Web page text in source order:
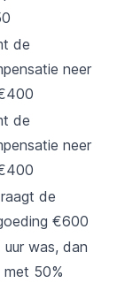
de
neer
de
neer
de
€600
was, dan
50%